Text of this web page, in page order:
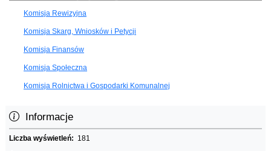
Komisja Rewizyjna
Komisja Skarg, Wniosków i Petycji
Komisja Finansów
Komisja Społeczna
Komisja Rolnictwa i Gospodarki Komunalnej
Informacje
Liczba wyświetleń: 181